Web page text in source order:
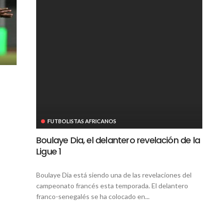
FUTBOLISTAS AFRICANOS
Boulaye Dia, el delantero revelación de la
Ligue 1
Boulaye Dia está siendo una de las revelaciones del
campeonato francés esta temporada. El delantero
franco-senegalés se ha colocado en...